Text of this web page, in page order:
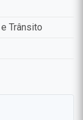
Trânsito